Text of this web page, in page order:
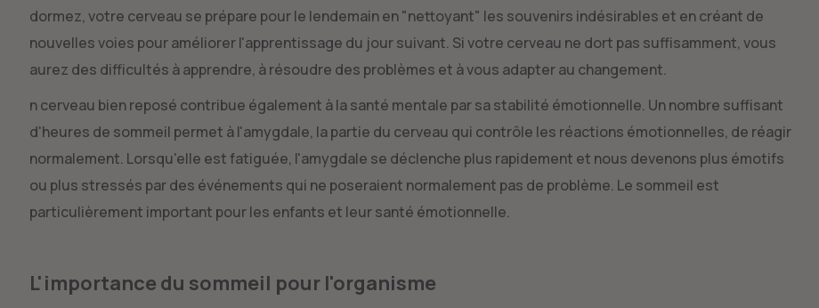
dormez, votre cerveau se prépare pour le lendemain en "nettoyant" les souvenirs indésirables et en créant de
nouvelles voies pour améliorer l'apprentissage du jour suivant. Si votre cerveau ne dort pas suffisamment, vous
aurez des difficultés à apprendre, à résoudre des problèmes et à vous adapter au changement.
n cerveau bien reposé contribue également à la santé mentale par sa stabilité émotionnelle. Un nombre suffisant
d'heures de sommeil permet à l'amygdale, la partie du cerveau qui contrôle les réactions émotionnelles, de réagir
normalement. Lorsqu'elle est fatiguée, l'amygdale se déclenche plus rapidement et nous devenons plus émotifs
ou plus stressés par des événements qui ne poseraient normalement pas de problème. Le sommeil est
particulièrement important pour les enfants et leur santé émotionnelle.
L'importance du sommeil pour l'organisme